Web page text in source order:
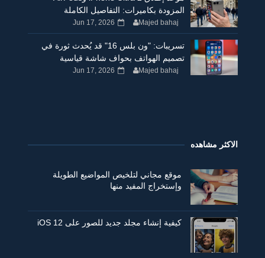
المزودة بكاميرات: التفاصيل الكاملة
Majed bahaj
Jun 17, 2026
تسريبات: "ون بلس 16" قد يُحدث ثورة في
تصميم الهواتف بحواف شاشة قياسية
Majed bahaj
Jun 17, 2026
الاكثر مشاهده
موقع مجاني لتلخيص المواضيع الطويلة
وإستخراج المفيد منها
كيفية إنشاء مجلد جديد للصور على iOS 12